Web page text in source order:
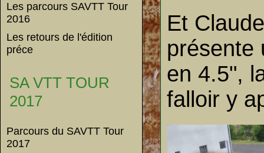
Les parcours SAVTT Tour
2016
Les retours de l'édition
préce
SA VTT TOUR
2017
Parcours du SAVTT Tour
2017
Et
présente
en 4.5",
falloir y